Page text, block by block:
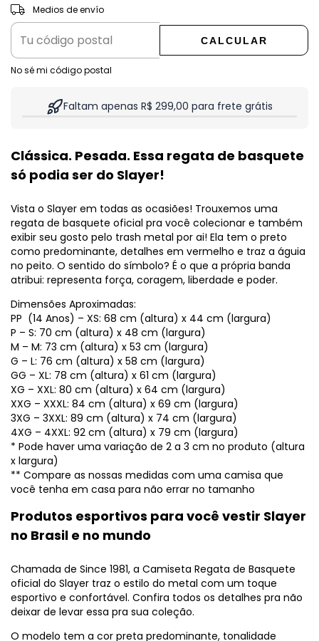
Entregas para el CP:
Medios de envío
CALCULAR
No sé mi código postal
Faltam apenas R$ 299,00 para frete grátis
Clássica. Pesada. Essa regata de basquete
só podia ser do Slayer!
Vista o Slayer em todas as ocasiões! Trouxemos uma
regata de basquete oficial pra você colecionar e também
exibir seu gosto pelo trash metal por ai! Ela tem o preto
como predominante, detalhes em vermelho e traz a águia
no peito. O sentido do símbolo? É o que a própria banda
atribui: representa força, coragem, liberdade e poder.
Dimensões Aproximadas:
PP (14 Anos) – XS: 68 cm (altura) x 44 cm (largura)
P – S: 70 cm (altura) x 48 cm (largura)
M – M: 73 cm (altura) x 53 cm (largura)
G – L: 76 cm (altura) x 58 cm (largura)
GG – XL: 78 cm (altura) x 61 cm (largura)
XG – XXL: 80 cm (altura) x 64 cm (largura)
XXG – XXXL: 84 cm (altura) x 69 cm (largura)
3XG – 3XXL: 89 cm (altura) x 74 cm (largura)
4XG – 4XXL: 92 cm (altura) x 79 cm (largura)
* Pode haver uma variação de 2 a 3 cm no produto (altura
x largura)
** Compare as nossas medidas com uma camisa que
você tenha em casa para não errar no tamanho
Produtos esportivos para você vestir Slayer
no Brasil e no mundo
Chamada de Since 1981, a Camiseta Regata de Basquete
oficial do Slayer traz o estilo do metal com um toque
esportivo e confortável. Confira todos os detalhes pra não
deixar de levar essa pra sua coleção.
O modelo tem a cor preta predominante, tonalidade